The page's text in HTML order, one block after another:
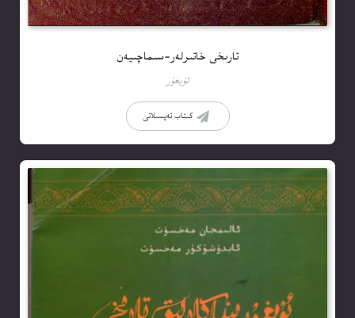
تارىخى خاتىرلەر-سىماچىيەن
ئۇيغۇر
كىتاب تەپسىلاتى